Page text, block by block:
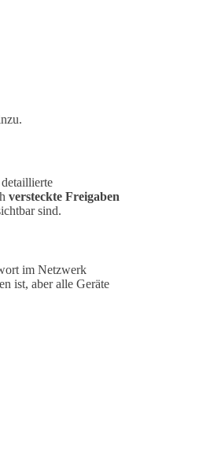
versteckte Freigaben
sind.
im Netzwerk
ist, aber alle Geräte